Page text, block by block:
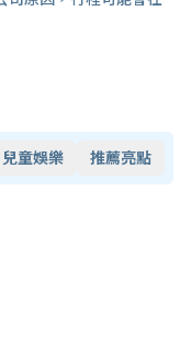
兒童娛樂 推薦亮點